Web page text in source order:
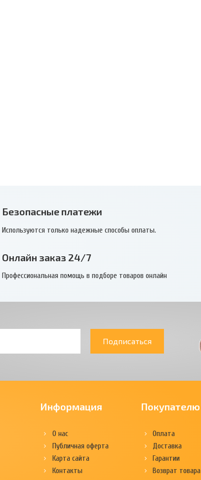
Безопасные платежи
Используются только надежные способы оплаты.
Онлайн заказ 24/7
Профессиональная помощь в подборе товаров онлайн
Подписаться
Информация
О нас
Публичная оферта
Карта сайта
Контакты
Покупателю
Оплата
Доставка
Гарантии
Возврат товара